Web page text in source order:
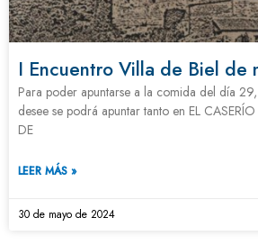
I Encuentro Villa de Biel de
Para poder apuntarse a la comida del día
desee se podrá apuntar tanto en EL
DE
LEER MÁS »
30 de mayo de 2024